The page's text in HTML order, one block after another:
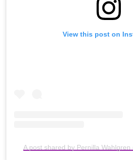
View this post on
A post shared by Pernilla